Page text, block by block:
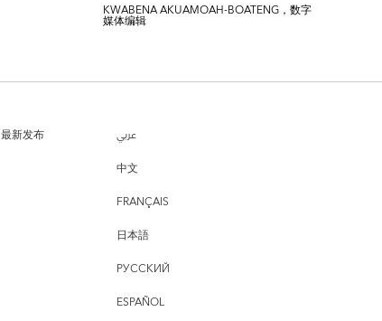
KWABENA AKUAMOAH-BOATENG，数字
媒体编辑
最新发布
عربي
中文
FRANÇAIS
日本語
РУССКИЙ
ESPAÑOL